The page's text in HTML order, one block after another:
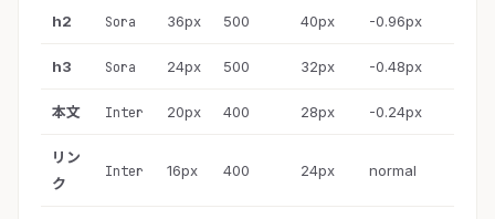
h2 Sora 36px 500 40px -0.96px
h3 Sora 24px 500 32px -0.48px
本文 Inter 20px 400 28px -0.24px
リン
ク
Inter 16px 400 24px normal